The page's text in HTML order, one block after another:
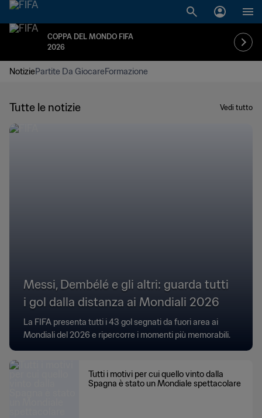
COPPA DEL MONDO FIFA
2026
NotiziePartite Da GiocareFormazione
Tutte le notizie Vedi tutto
Messi, Dembélé e gli altri: guarda tutti
i gol dalla distanza ai Mondiali 2026
La FIFA presenta tutti i 43 gol segnati da fuori area ai
Mondiali del 2026 e ripercorre i momenti più memorabili.
Tutti i motivi per cui quello vinto dalla
Spagna è stato un Mondiale spettacolare